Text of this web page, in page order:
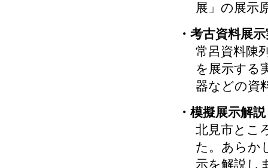
展」の展示
・考古資料展
常呂資料陳
を展示する
器などの資
・模擬展示解説
北見市とこ
た。あらか
示を解説し